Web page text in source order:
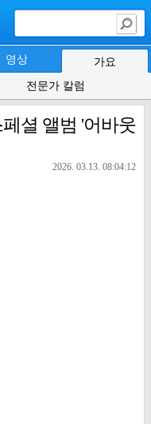
영상
가요
전문가 칼럼
페셜 앨범 '어바웃
2026. 03.13. 08:04:12